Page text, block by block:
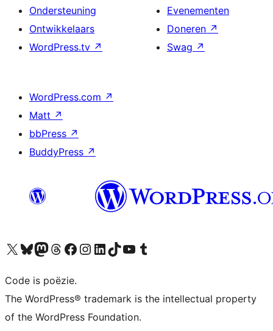
Ondersteuning
Ontwikkelaars
WordPress.tv ↗
Evenementen
Doneren ↗
Swag ↗
WordPress.com ↗
Matt ↗
bbPress ↗
BuddyPress ↗
Bezoek ons X (voorheen Twitter) account
Bezoek ons Bluesky account
Bezoek ons Mastodon account
Bezoek ons Threads account
Onze Facebook pagina bezoeken
Bezoek ons Instagram account
Bezoek ons LinkedIn account
Bezoek ons TikTok account
Bezoek ons YouTube kanaalBezoek ons Tumblr account
Code is poëzie.
The WordPress® trademark is the intellectual property
of the WordPress Foundation.